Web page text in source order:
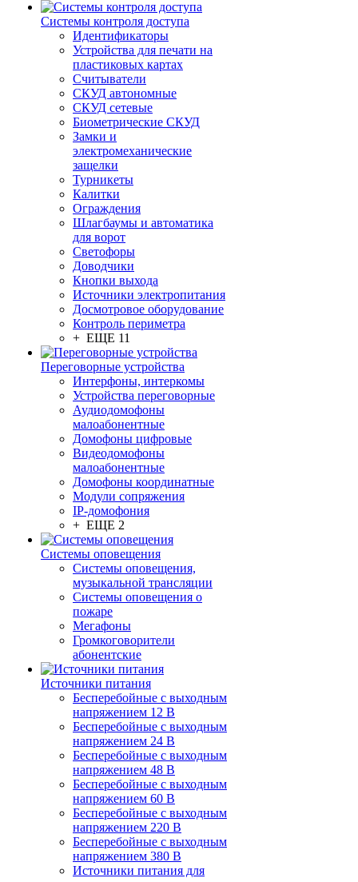
Системы контроля доступа
Идентификаторы
Устройства для печати на
пластиковых картах
Считыватели
СКУД автономные
СКУД сетевые
Биометрические СКУД
Замки и
электромеханические
защелки
Турникеты
Калитки
Ограждения
Шлагбаумы и автоматика
для ворот
Светофоры
Доводчики
Кнопки выхода
Источники электропитания
Досмотровое оборудование
Контроль периметра
+ ЕЩЕ 11
Переговорные устройства
Интерфоны, интеркомы
Устройства переговорные
Аудиодомофоны
малоабонентные
Домофоны цифровые
Видеодомофоны
малоабонентные
Домофоны координатные
Модули сопряжения
IP-домофония
+ ЕЩЕ 2
Системы оповещения
Системы оповещения,
музыкальной трансляции
Системы оповещения о
пожаре
Мегафоны
Громкоговорители
абонентские
Источники питания
Бесперебойные с выходным
напряжением 12 В
Бесперебойные с выходным
напряжением 24 В
Бесперебойные с выходным
напряжением 48 В
Бесперебойные с выходным
напряжением 60 В
Бесперебойные с выходным
напряжением 220 В
Бесперебойные с выходным
напряжением 380 В
Источники питания для